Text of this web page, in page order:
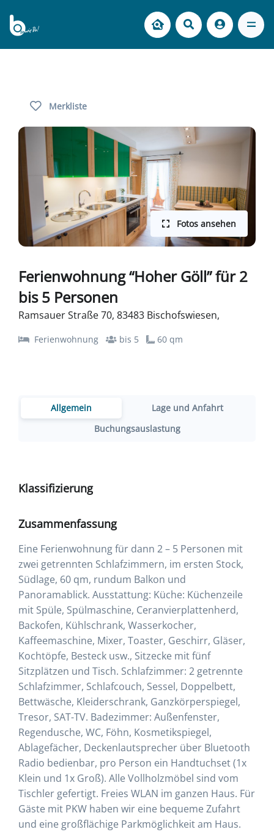
Merkliste
Fotos ansehen
Ferienwohnung “Hoher Göll” für 2
bis 5 Personen
Ramsauer Straße 70, 83483 Bischofswiesen,
Ferienwohnung bis 5 60 qm
Allgemein
Lage und Anfahrt
Buchungsauslastung
Klassifizierung
Zusammenfassung
Eine Ferienwohnung für dann 2 – 5 Personen mit
zwei getrennten Schlafzimmern, im ersten Stock,
Südlage, 60 qm, rundum Balkon und
Panoramablick. Ausstattung: Küche: Küchenzeile
mit Spüle, Spülmaschine, Ceranvierplattenherd,
Backofen, Kühlschrank, Wasserkocher,
Kaffeemaschine, Mixer, Toaster, Geschirr, Gläser,
Kochtöpfe, Besteck usw., Sitzecke mit fünf
Sitzplätzen und Tisch. Schlafzimmer: 2 getrennte
Schlafzimmer, Schlafcouch, Sessel, Doppelbett,
Bettwäsche, Kleiderschrank, Ganzkörperspiegel,
Tresor, SAT-TV. Badezimmer: Außenfenster,
Regendusche, WC, Föhn, Kosmetikspiegel,
Ablagefächer, Deckenlautsprecher über Bluetooth
Radio bedienbar, pro Person ein Handtuchset (1x
Klein und 1x Groß). Alle Vollholzmöbel sind vom
Tischler gefertigt. Freies WLAN im ganzen Haus. Für
Gäste mit PKW haben wir eine bequeme Zufahrt
und eine großflächige Parkmöglichkeit am Haus.